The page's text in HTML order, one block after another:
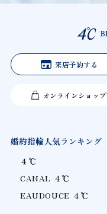
来店予約する
オンラインショップ
婚約指輪人気ランキング
４℃
CANAL ４℃
EAUDOUCE ４℃